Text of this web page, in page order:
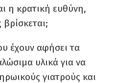
η κρατική ευθύνη,
έχουν αφήσει τα
υλικά για να
γιατρούς και